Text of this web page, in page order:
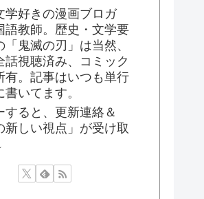
学好きの漫画ブロガ
語教師。歴史・文学要
「鬼滅の刃」は当然、
話視聴済み、コミック
有。記事はいつも単行
いてます。
すると、更新連絡＆
新しい視点」が受け取